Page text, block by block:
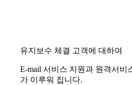
유지보수 체결 고객에 대하여
E-mail 서비스 지원과 원격서비
가 이루워 집니다.